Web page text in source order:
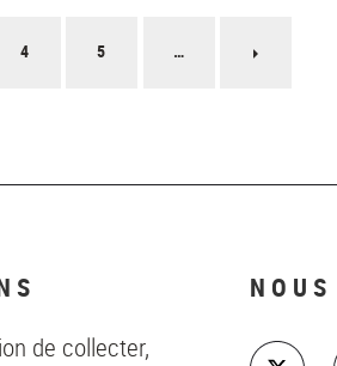
4 5 …
de collecter,